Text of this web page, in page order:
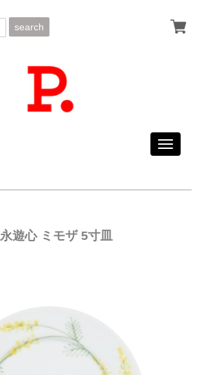
search
Toggle
遊心 ミモザ 5寸皿